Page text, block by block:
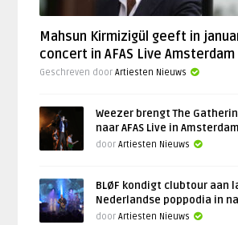
Mahsun Kirmizigül geeft in
concert in AFAS Live Amsterdam
Geschreven doorArtiesten Nieuws
Weezer brengt The
naar AFAS Live in Amsterdam
doorArtiesten Nieuws
BLØF kondigt clubtour aan
Nederlandse poppodia in
doorArtiesten Nieuws